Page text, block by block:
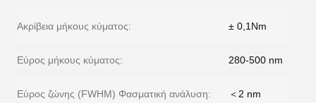
Ακρίβεια μήκους κύματος: ± 0,1Nm
Εύρος μήκους κύματος: 280-500 nm
Εύρος ζώνης (FWHM) Φασματική ανάλυση: ＜2 nm